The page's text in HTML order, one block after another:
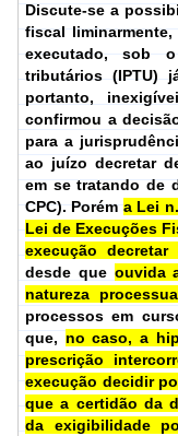
Discute-se a
fiscal
executado, sob
tributários (IPTU)
portanto,
confirmou a
para a
ao juízo decretar
em se tratando de
CPC). Porém a Lei
Lei de Execuções
execução
desde que ouvida
natureza
processos em
que, no caso, a
prescrição
execução decidir
que a certidão da
da exigibilidade